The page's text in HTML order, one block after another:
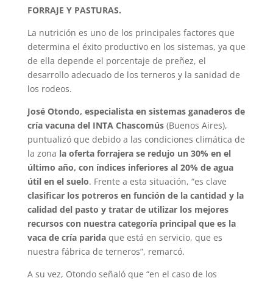
FORRAJE Y PASTURAS.
La nutrición es uno de los principales factores que
determina el éxito productivo en los sistemas, ya que
de ella depende el porcentaje de preñez, el
desarrollo adecuado de los terneros y la sanidad de
los rodeos.
José Otondo, especialista en sistemas ganaderos de
cría vacuna del INTA Chascomús(Buenos Aires),
puntualizó que debido a las condiciones climática de
la zona la oferta forrajera se redujo un 30% en el
último año, con índices inferiores al 20% de agua
útil en el suelo. Frente a esta situación, “es clave
clasificar los potreros en función de la cantidad y la
calidad del pasto y tratar de utilizar los mejores
recursos con nuestra categoría principal que es la
vaca de cría paridaque está en servicio, que es
nuestra fábrica de terneros”, remarcó.
A su vez, Otondo señaló que “en el caso de los